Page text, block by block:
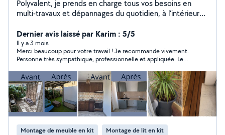
Polyvalent, je prends en charge tous vos besoins en
multi-travaux et dépannages du quotidien, à l'intérieur
revêtement de sol, maçonnerie, montage et installation
de meubles, aménagements divers. Dépannages
express : Petite plomberie et petite électricité
(changement de prises, luminaires). Entretien extérieur :
Nettoyage et soin de vos jardins (débroussaillage, taille
de haies, élagage léger) et entretien de vos espaces
piscine. Réparations en tout genre : Je trouve une
solution rapide et durable pour chaque problème. Que
ce soit pour une intervention urgente ou un projet de
rénovation, je vous garantis un travail soigné, et propre.
Dernier avis laissé par Karim : 5/5
Il y a 3 mois
Merci beaucoup pour votre travail ! Je recommande vivement.
Personne très sympathique, professionnelle et appliquée. Le
à prendre plus de temps que prévu pour un rendu impeccable.
Encore merci !
Montage de meuble en kit Montage de lit en kit